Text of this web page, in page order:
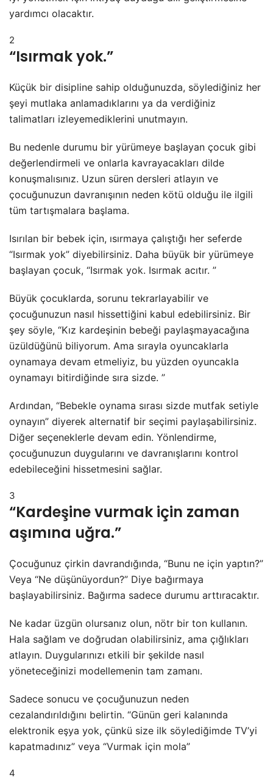
yardımcı olacaktır.
2
“Isırmak yok.”
Küçük bir disipline sahip olduğunuzda, söylediğiniz her
şeyi mutlaka anlamadıklarını ya da verdiğiniz
talimatları izleyemediklerini unutmayın.
Bu nedenle durumu bir yürümeye başlayan çocuk gibi
değerlendirmeli ve onlarla kavrayacakları dilde
konuşmalısınız. Uzun süren dersleri atlayın ve
çocuğunuzun davranışının neden kötü olduğu ile ilgili
tüm tartışmalara başlama.
Isırılan bir bebek için, ısırmaya çalıştığı her seferde
“Isırmak yok” diyebilirsiniz. Daha büyük bir yürümeye
başlayan çocuk, “Isırmak yok. Isırmak acıtır. ”
Büyük çocuklarda, sorunu tekrarlayabilir ve
çocuğunuzun nasıl hissettiğini kabul edebilirsiniz. Bir
şey söyle, “Kız kardeşinin bebeği paylaşmayacağına
üzüldüğünü biliyorum. Ama sırayla oyuncaklarla
oynamaya devam etmeliyiz, bu yüzden oyuncakla
oynamayı bitirdiğinde sıra sizde. ”
Ardından, “Bebekle oynama sırası sizde mutfak setiyle
oynayın” diyerek alternatif bir seçimi paylaşabilirsiniz.
Diğer seçeneklerle devam edin. Yönlendirme,
çocuğunuzun duygularını ve davranışlarını kontrol
edebileceğini hissetmesini sağlar.
3
“Kardeşine vurmak için zaman
aşımına uğra.”
Çocuğunuz çirkin davrandığında, “Bunu ne için yaptın?”
Veya “Ne düşünüyordun?” Diye bağırmaya
başlayabilirsiniz. Bağırma sadece durumu arttıracaktır.
Ne kadar üzgün olursanız olun, nötr bir ton kullanın.
Hala sağlam ve doğrudan olabilirsiniz, ama çığlıkları
atlayın. Duygularınızı etkili bir şekilde nasıl
yöneteceğinizi modellemenin tam zamanı.
Sadece sonucu ve çocuğunuzun neden
cezalandırıldığını belirtin. “Günün geri kalanında
elektronik eşya yok, çünkü size ilk söylediğimde TV’yi
kapatmadınız” veya “Vurmak için mola”
4